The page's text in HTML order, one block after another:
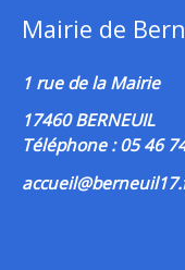
Mairie de
1 rue de la Mairie
17460 BERNEUIL
Téléphone : 05 46